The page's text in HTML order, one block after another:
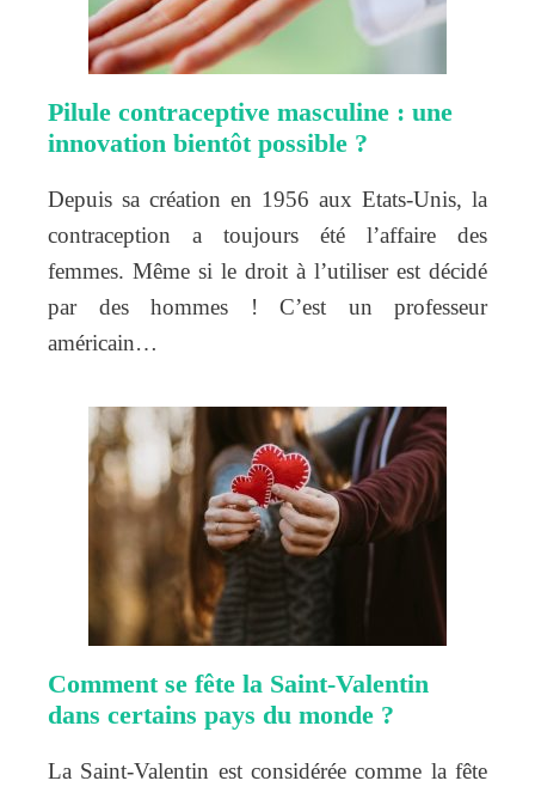
Pilule contraceptive masculine : une
innovation bientôt possible ?
Depuis sa création en 1956 aux Etats-Unis, la
contraception a toujours été l’affaire des
femmes. Même si le droit à l’utiliser est décidé
par des hommes ! C’est un professeur
américain…
Comment se fête la Saint-Valentin
dans certains pays du monde ?
La Saint-Valentin est considérée comme la fête